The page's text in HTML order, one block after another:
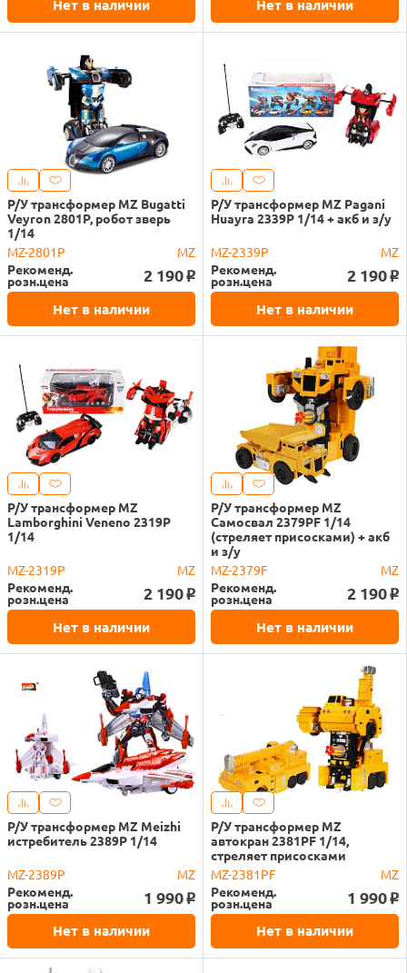
Нет в наличии Нет в наличии
Р/У трансформер MZ Bugatti
Veyron 2801P, робот зверь
1/14
MZ-2801P
MZ
Рекоменд.
розн.цена 2 190 o
Нет в наличии
Р/У трансформер MZ Pagani
Huayra 2339P 1/14 + акб и з/у
MZ-2339P
MZ
Рекоменд.
розн.цена 2 190 o
Нет в наличии
Р/У трансформер MZ
Lamborghini Veneno 2319P
1/14
MZ-2319P
MZ
Рекоменд.
розн.цена 2 190 o
Нет в наличии
Р/У трансформер MZ
Самосвал 2379PF 1/14
(стреляет присосками) + акб
и з/у
MZ-2379F
MZ
Рекоменд.
розн.цена 2 190 o
Нет в наличии
Р/У трансформер MZ Meizhi
истребитель 2389P 1/14
MZ-2389P
MZ
Рекоменд.
розн.цена 1 990 o
Нет в наличии
Р/У трансформер MZ
автокран 2381PF 1/14,
стреляет присосками
MZ-2381PF
MZ
Рекоменд.
розн.цена 1 990 o
Нет в наличии